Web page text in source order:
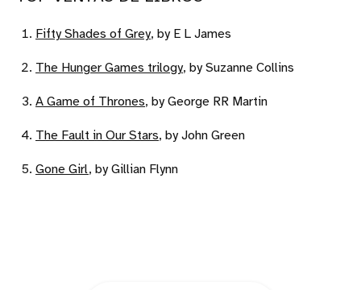
Fifty Shades of Grey, by E L James
The Hunger Games trilogy, by Suzanne Collins
A Game of Thrones, by George RR Martin
The Fault in Our Stars, by John Green
Gone Girl, by Gillian Flynn